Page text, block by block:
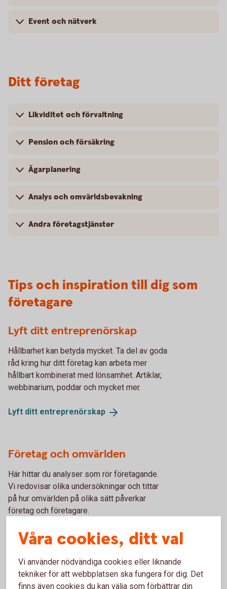
Event och nätverk
Ditt företag
Likviditet och förvaltning
Pension och försäkring
Ägarplanering
Analys och omvärldsbevakning
Andra företagstjänster
Tips och inspiration till dig som
företagare
Lyft ditt entreprenörskap
Hållbarhet kan betyda mycket. Ta del av goda
råd kring hur ditt företag kan arbeta mer
hållbart kombinerat med lönsamhet. Artiklar,
webbinarium, poddar och mycket mer.
Lyft ditt entreprenörskap
Företag och omvärlden
Här hittar du analyser som rör företagande.
Vi redovisar olika undersökningar och tittar
på hur omvärlden på olika sätt påverkar
företag och företagare.
Företagande
Bättre affärer
Våra cookies, ditt val
Vi använder nödvändiga cookies eller liknande
tekniker för att webbplatsen ska fungera för dig. Det
finns även cookies du kan välja som förbättrar din